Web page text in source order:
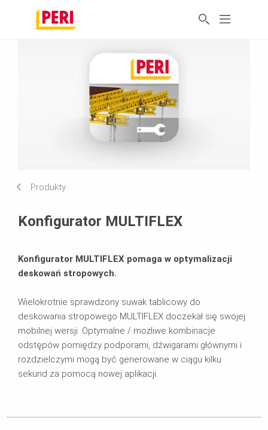
Produkty
Konfigurator MULTIFLEX
Konfigurator MULTIFLEX pomaga w optymalizacji
deskowań stropowych.
Wielokrotnie sprawdzony suwak tablicowy do
deskowania stropowego MULTIFLEX doczekał się swojej
mobilnej wersji. Optymalne / możliwe kombinacje
odstępów pomiędzy podporami, dźwigarami głównymi i
rozdzielczymi mogą być generowane w ciągu kilku
sekund za pomocą nowej aplikacji.